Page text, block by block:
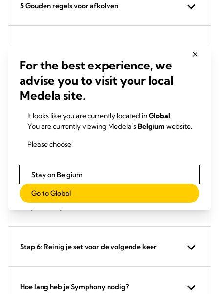
5 Gouden regels voor afkolven
Stap 2: Je afkolfset in elkaar zetten
Stap 3: Vind het juiste kolfprogramma
Stap 4: Stel Symphony in op het juiste programma
Stap 6: Reinig je set voor de volgende keer
Hoe lang heb je Symphony nodig?
For the best experience, we
advise you to visit your local
Medela site.
It looks like you are currently located inGlobal.
You are currently viewing Medela’sBelgium website.
Please choose:
Stay on Belgium
Go to Global